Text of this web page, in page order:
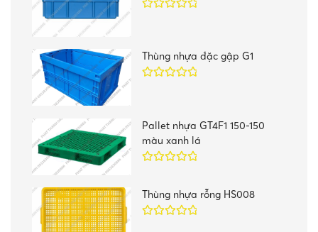
Thùng nhựa đặc gập G1
Pallet nhựa GT4F1 150-150
màu xanh lá
Thùng nhựa rỗng HS008